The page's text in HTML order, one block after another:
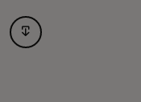
opens in a new tab